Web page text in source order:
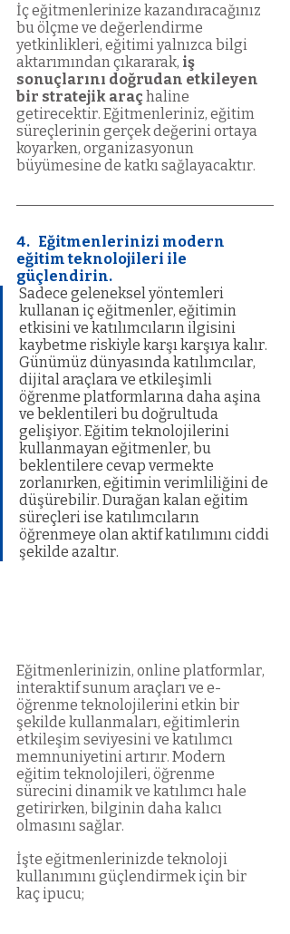
İç eğitmenlerinize kazandıracağınız
bu ölçme ve değerlendirme
yetkinlikleri, eğitimi yalnızca bilgi
aktarımından çıkararak, iş
sonuçlarını doğrudan etkileyen
bir stratejik araç haline
getirecektir. Eğitmenleriniz, eğitim
süreçlerinin gerçek değerini ortaya
koyarken, organizasyonun
büyümesine de katkı sağlayacaktır.
4.   Eğitmenlerinizi modern
eğitim teknolojileri ile
güçlendirin.
Sadece geleneksel yöntemleri
kullanan iç eğitmenler, eğitimin
etkisini ve katılımcıların ilgisini
kaybetme riskiyle karşı karşıya kalır.
Günümüz dünyasında katılımcılar,
dijital araçlara ve etkileşimli
öğrenme platformlarına daha aşina
ve beklentileri bu doğrultuda
gelişiyor. Eğitim teknolojilerini
kullanmayan eğitmenler, bu
beklentilere cevap vermekte
zorlanırken, eğitimin verimliliğini de
düşürebilir. Durağan kalan eğitim
süreçleri ise katılımcıların
öğrenmeye olan aktif katılımını ciddi
şekilde azaltır.
Eğitmenlerinizin, online platformlar,
interaktif sunum araçları ve e-
öğrenme teknolojilerini etkin bir
şekilde kullanmaları, eğitimlerin
etkileşim seviyesini ve katılımcı
memnuniyetini artırır. Modern
eğitim teknolojileri, öğrenme
sürecini dinamik ve katılımcı hale
getirirken, bilginin daha kalıcı
olmasını sağlar.
İşte eğitmenlerinizde teknoloji
kullanımını güçlendirmek için bir
kaç ipucu;